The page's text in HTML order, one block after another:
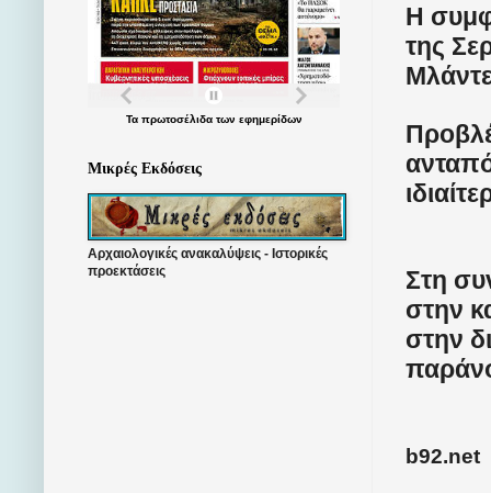
Η
της
Στη
στην
στην
b92.net
Τα πρωτοσέλιδατων εφημερίδων
Μικρές Εκδόσεις
Αρχαιολογικές ανακαλύψεις - Ιστορικές
προεκτάσεις